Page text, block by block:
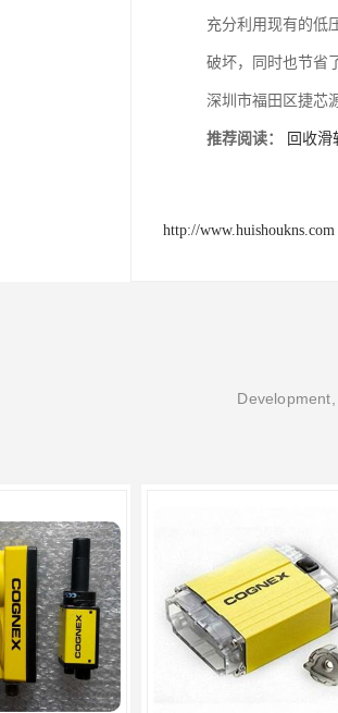
充分利用现有的低
破坏，同时也节省
深圳市福田区捷芯
推荐阅读： 回收滑
http://www.huishoukns.com